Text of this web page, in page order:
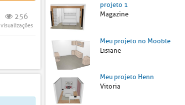
256
visualizações
projeto 1
Magazine
Meu projeto no Mooble
Lisiane
Meu projeto Henn
Vitoria